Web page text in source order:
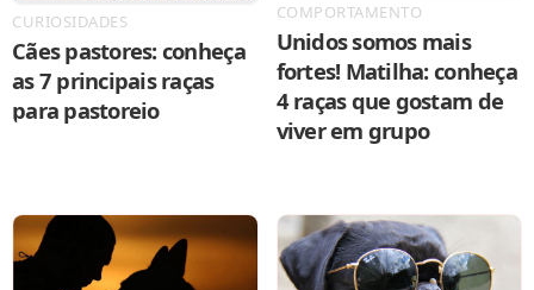
CURIOSIDADES
Cães pastores: conheça
as 7 principais raças
para pastoreio
COMPORTAMENTO
Unidos somos mais
fortes! Matilha: conheça
4 raças que gostam de
viver em grupo